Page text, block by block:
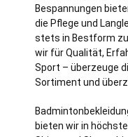
Bespannungen
die Pflege und
stets in Bestform
wir für Qualität,
Sport – überzeuge
Sortiment und
bieten wir in